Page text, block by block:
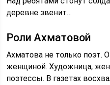
деревне звенит…
Роли Ахматовой
Ахматова не только поэт.
женщиной. Художница,
поэтессы. В газетах